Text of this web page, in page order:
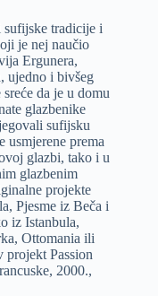
tradicije i
je nej naučio
Ergunera,
ujedno i bivšeg
da je u domu
glazbenike
sufijsku
usmjerene prema
glazbi, tako i u
glazbenim
projekte
Pjesme iz Beča i
iz Istanbula,
Ottomania ili
projekt Passion
2000.,